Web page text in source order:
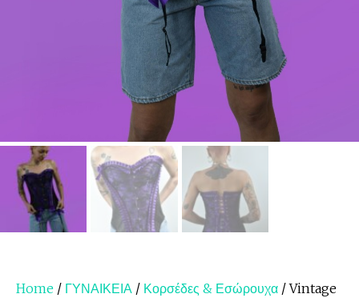
Home / ΓΥΝΑΙΚΕΙΑ / Κορσέδες & Εσώρουχα / Vintage